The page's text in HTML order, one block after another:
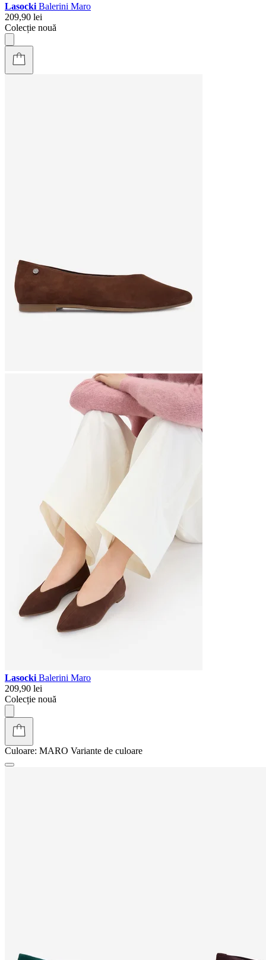
Lasocki Balerini Maro
209,90 lei
Colecție nouă
Lasocki Balerini Maro
209,90 lei
Colecție nouă
Culoare: MARO Variante de culoare